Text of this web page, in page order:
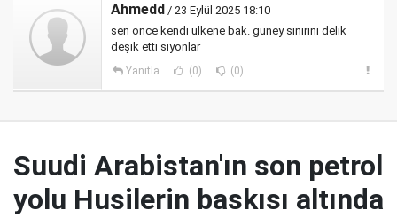
Ahmedd / 23 Eylül 2025 18:10
sen önce kendi ülkene bak. güney sınırını delik
deşik etti siyonlar
Yanıtla (0) (0)
Suudi Arabistan'ın son petrol
yolu Husilerin baskısı altında